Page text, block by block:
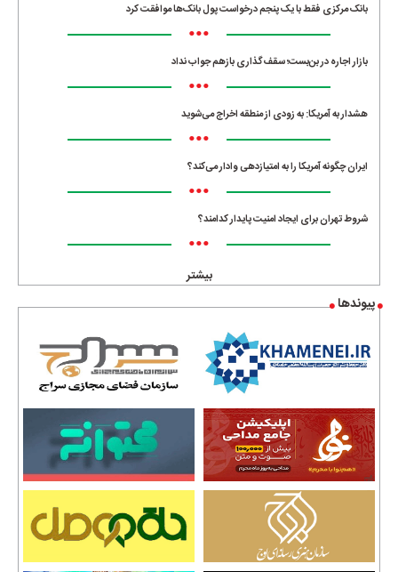
بانک مرکزی فقط با یک‌ پنجم درخواست پول بانک‌ها موافقت کرد
•••
بازار اجاره در بن‌بست؛ سقف‌گذاری بازهم جواب نداد
•••
هشدار به آمریکا: به زودی از منطقه اخراج می‌شوید
•••
ایران چگونه آمریکا را به امتیازدهی وادار می‌کند؟
•••
شروط تهران برای ایجاد امنیت پایدار کدامند؟
•••
بیشتر
پیوندها